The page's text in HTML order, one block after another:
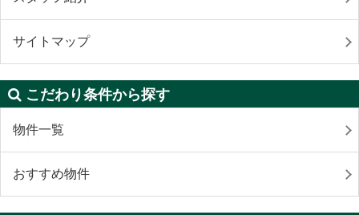
サイトマップ
こだわり条件から探す
物件一覧
おすすめ物件